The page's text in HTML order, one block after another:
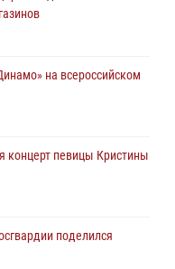
безопасности
на всероссийском
концерт певицы Кристины
поделился